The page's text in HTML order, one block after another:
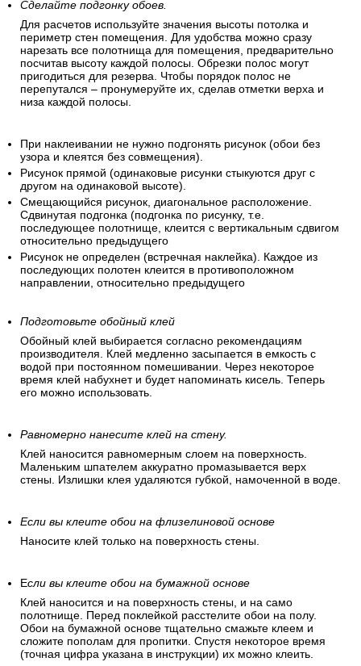
Сделайте подгонку обоев.
Для расчетов используйте значения высоты потолка и
периметр стен помещения. Для удобства можно сразу
нарезать все полотнища для помещения, предварительно
посчитав высоту каждой полосы. Обрезки полос могут
пригодиться для резерва. Чтобы порядок полос не
перепутался – пронумеруйте их, сделав отметки верха и
низа каждой полосы.
При наклеивании не нужно подгонять рисунок (обои без
узора и клеятся без совмещения).
Рисунок прямой (одинаковые рисунки стыкуются друг с
другом на одинаковой высоте).
Смещающийся рисунок, диагональное расположение.
Сдвинутая подгонка (подгонка по рисунку, т.е.
последующее полотнище, клеится с вертикальным сдвигом
относительно предыдущего
Рисунок не определен (встречная наклейка). Каждое из
последующих полотен клеится в противоположном
направлении, относительно предыдущего
Подготовьте обойный клей
Обойный клей выбирается согласно рекомендациям
производителя. Клей медленно засыпается в емкость с
водой при постоянном помешивании. Через некоторое
время клей набухнет и будет напоминать кисель. Теперь
его можно использовать.
Равномерно нанесите клей на стену.
Клей наносится равномерным слоем на поверхность.
Маленьким шпателем аккуратно промазывается верх
стены. Излишки клея удаляются губкой, намоченной в воде.
Если вы клеите обои на флизелиновой основе
Наносите клей только на поверхность стены.
Если вы клеите обои на бумажной основе
Клей наносится и на поверхность стены, и на само
полотнище. Перед поклейкой расстелите обои на полу.
Обои на бумажной основе тщательно смажьте клеем и
сложите пополам для пропитки. Спустя некоторое время
(точная цифра указана в инструкции) их можно клеить.